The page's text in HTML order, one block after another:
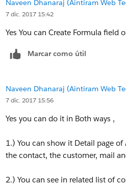
Naveen Dhanaraj (Aintiram Web
7 dic. 2017 15:42
Yes You can Create Formula
Marcar como útil
Naveen Dhanaraj (Aintiram Web
7 dic. 2017 15:56
Yes you can do it in Both ways ,
1.) You can show it Detail page
the contact, the customer, mail
2.) You can see in related list of